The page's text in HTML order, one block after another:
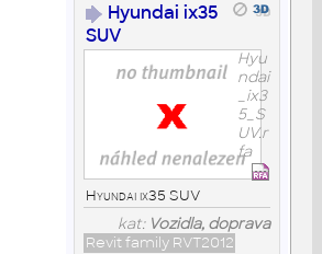
Hyundai ix35
SUV
Hyu
ndai
_ix3
5_S
UV.r
fa
Hyundai ix35 SUV
kat: Vozidla, doprava
Revit family RVT2012